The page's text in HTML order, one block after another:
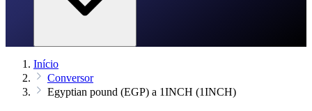
Início
Conversor
Egyptian pound (EGP) a 1INCH (1INCH)